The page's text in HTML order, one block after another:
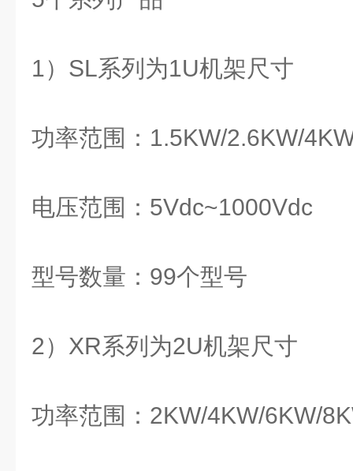
1）SL系列为1U机架尺寸
功率范围：1.5KW/2.6KW/
电压范围：5Vdc~1000Vdc
型号数量：99个型号
2）XR系列为2U机架尺寸
功率范围：2KW/4KW/6KW/